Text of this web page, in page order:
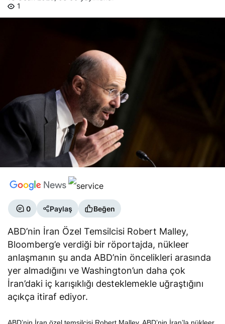
1
0 Paylaş Beğen
ABD’nin İran Özel Temsilcisi Robert Malley,
Bloomberg’e verdiği bir röportajda, nükleer
anlaşmanın şu anda ABD’nin öncelikleri arasında
yer almadığını ve Washington’un daha çok
İran’daki iç karışıklığı desteklemekle uğraştığını
açıkça itiraf ediyor.